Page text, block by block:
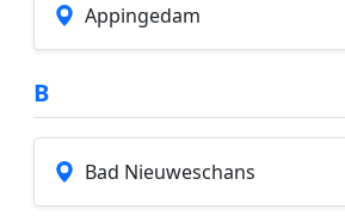
Appingedam
B
Bad Nieuweschans